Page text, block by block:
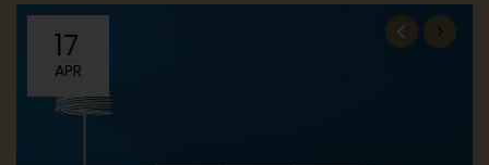
17
APR